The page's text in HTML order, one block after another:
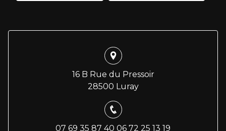
16 B Rue du Pressoir
28500 Luray
07 69 35 87 40 06 72 25 13 19